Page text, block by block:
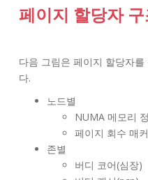
페이지 할당자
다음 그림은 페이지 할당자
다.
노드별
NUMA 메모리
페이지 회수 매
존별
버디 코어(심장)